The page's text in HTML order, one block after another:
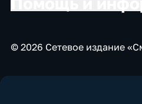
© 2026 Сетевое издание